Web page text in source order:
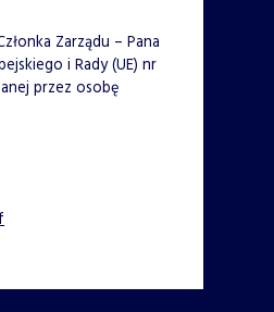
Zarządu – Pana
i Rady (UE) nr
przez osobę